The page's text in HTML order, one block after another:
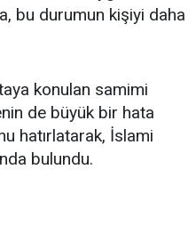
bu durumun kişiyi daha
konulan samimi
de büyük bir hata
hatırlatarak, İslami
bulundu.